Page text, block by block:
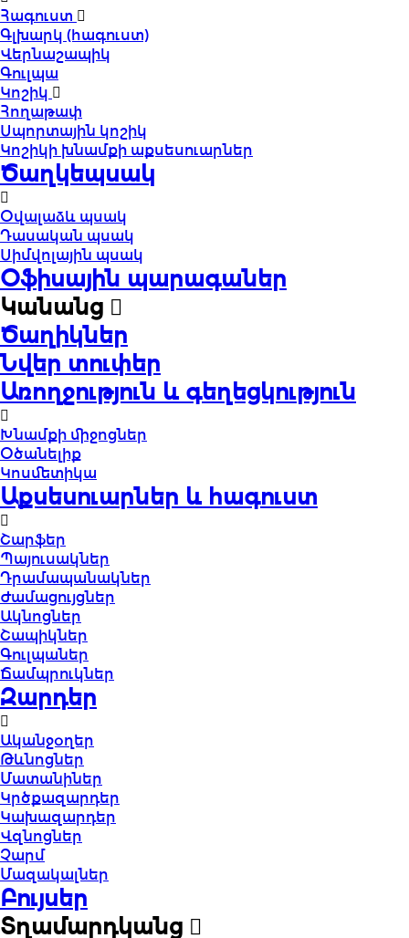
Հագուստ
Գլխարկ (հագուստ)
Վերնաշապիկ
Գուլպա
Կոշիկ
Հողաթափ
Սպորտային կոշիկ
Կոշիկի խնամքի աքսեսուարներ
Ծաղկեպսակ
Օվալաձև պսակ
Դասական պսակ
Սիմվոլային պսակ
Օֆիսային պարագաներ
Կանանց
Ծաղիկներ
Նվեր տուփեր
Առողջություն և գեղեցկություն
Խնամքի միջոցներ
Օծանելիք
Կոսմետիկա
Աքսեսուարներ և հագուստ
Շարֆեր
Պայուսակներ
Դրամապանակներ
Ժամացույցներ
Ակնոցներ
Շապիկներ
Գուլպաներ
Ճամպրուկներ
Զարդեր
Ականջօղեր
Թևնոցներ
Մատանիներ
Կրծքազարդեր
Կախազարդեր
Վզնոցներ
Չարմ
Մազակալներ
Բույսեր
Տղամարդկանց